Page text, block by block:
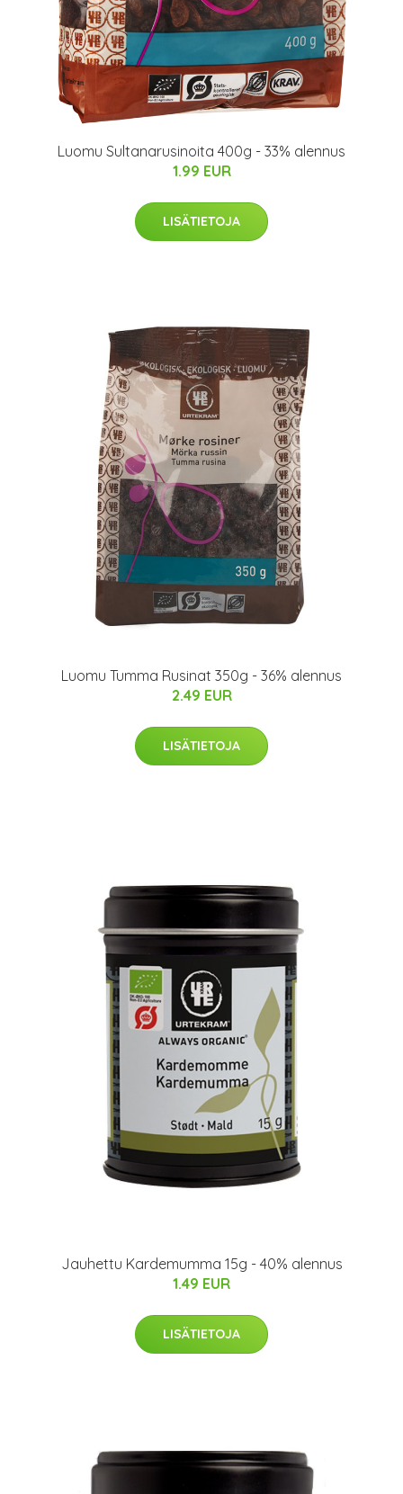
Luomu Sultanarusinoita 400g - 33% alennus
1.99 EUR
LISÄTIETOJA
Luomu Tumma Rusinat 350g - 36% alennus
2.49 EUR
LISÄTIETOJA
Jauhettu Kardemumma 15g - 40% alennus
1.49 EUR
LISÄTIETOJA